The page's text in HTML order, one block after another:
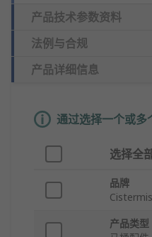
产品技术参数资料
法例与合规
产品详细信息
通过选择一个或多
选择全
品牌
产品类型